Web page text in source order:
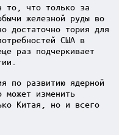
то, что только за
железной руды во
достаточно тория для
США в
раз подчеркивает
по развитию ядерной
может изменить
Китая, но и всего